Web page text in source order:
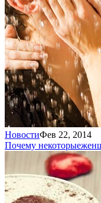
НовостиФев 22, 2014
Почему некоторые